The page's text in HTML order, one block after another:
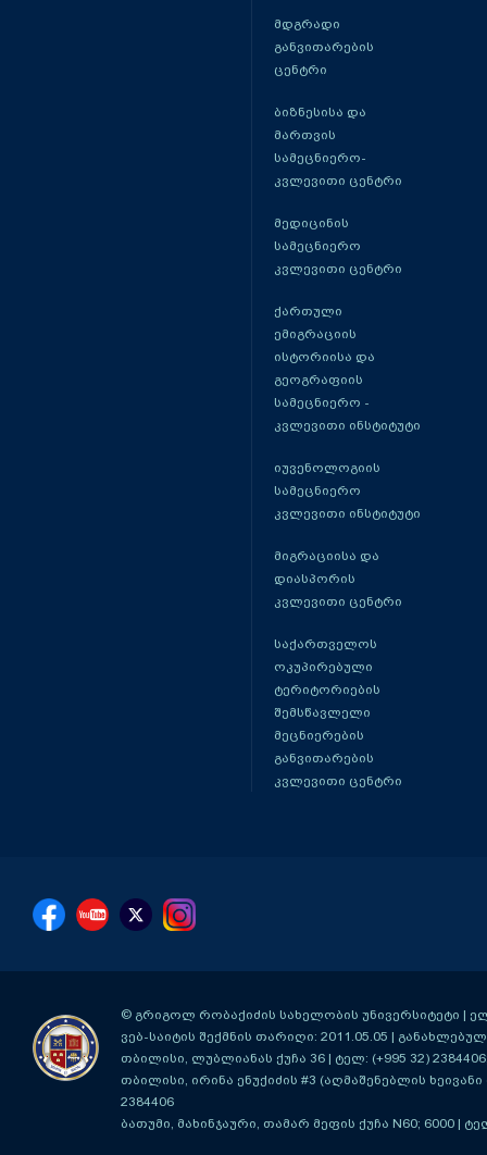
მდგრადი
განვითარების
ცენტრი
ბიზნესისა და
მართვის
სამეცნიერო-
კვლევითი ცენტრი
მედიცინის
სამეცნიერო
კვლევითი ცენტრი
ქართული
ემიგრაციის
ისტორიისა და
გეოგრაფიის
სამეცნიერო -
კვლევითი ინსტიტუტი
იუვენოლოგიის
სამეცნიერო
კვლევითი ინსტიტუტი
მიგრაციისა და
დიასპორის
კვლევითი ცენტრი
საქართველოს
ოკუპირებული
ტერიტორიების
შემსწავლელი
მეცნიერების
განვითარების
კვლევითი ცენტრი
© გრიგოლ რობაქიძის სახელობის უნივერსიტეტი |
ვებ-საიტის შექმნის თარიღი: 2011.05.05 |
თბილისი, ლუბლიანას ქუჩა 36 | ტელ: (+995 32)
თბილისი, ირინა ენუქიძის #3 (აღმაშენებლის ხეივანი
2384406
ბათუმი, მახინჯაური, თამარ მეფის ქუჩა N60; 6000 |